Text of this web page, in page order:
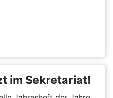
im Sekretariat!